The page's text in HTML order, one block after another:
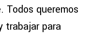
Todos queremos
trabajar para